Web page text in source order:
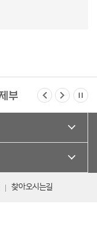
찾아오시는길